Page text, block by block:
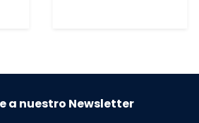
a nuestro Newsletter